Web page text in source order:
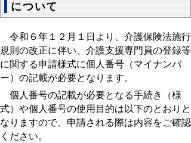
について
令和６年１２月１日より、介護保険法施行
規則の改正に伴い、介護支援専門員の登録等
に関する申請様式に個人番号（マイナンバ
ー）の記載が必要となります。
個人番号の記載が必要となる手続き（様
式）や個人番号の使用目的は以下のとおりと
なりますので、申請される際は内容をご確認
ください。